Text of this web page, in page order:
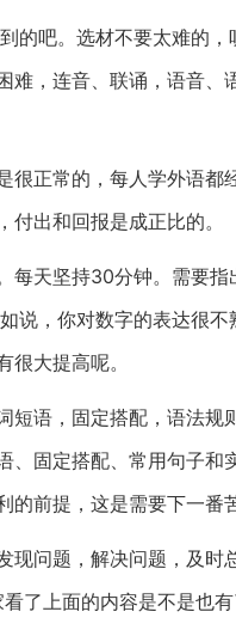
的吧。选材不要太难的
，连音、联诵，语音、
正常的，每人学外语都
出和回报是成正比的。
天坚持30分钟。需要
说，你对数字的表达很
大提高呢。
语，固定搭配，语法规
固定搭配、常用句子和
前提，这是需要下一番
问题，解决问题，及时
了上面的内容是不是也